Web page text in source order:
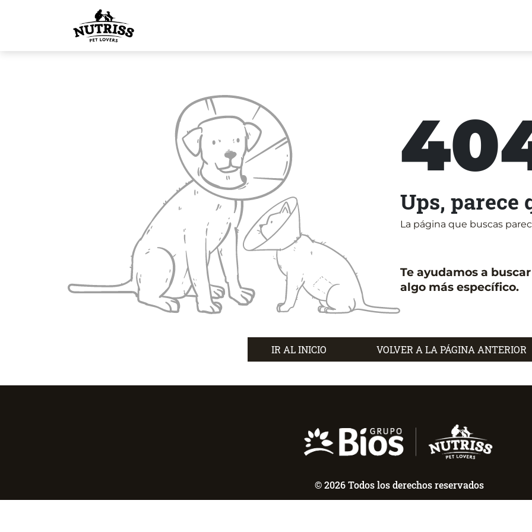
Ups, parece
La página que buscas
Te ayudamos a buscar
algo más específico.
IR AL INICIO VOLVER A LA PÁGINA ANTERIOR
© 2026 Todos los derechos reservados